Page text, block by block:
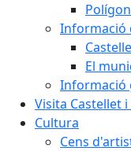
Informació
El
Informació
Visita Castellet
Cultura
Cens